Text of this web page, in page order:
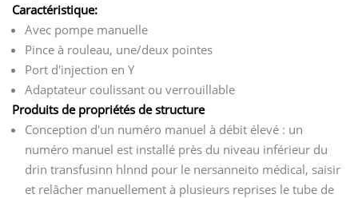
Caractéristique:
Avec pompe manuelle
Pince à rouleau, une/deux pointes
Port d'injection en Y
Adaptateur coulissant ou verrouillable
Produits de propriétés de structure
Conception d'un numéro manuel à débit élevé : un
numéro manuel est installé près du niveau inférieur du
drin transfusinn hlnnd pour le nersanneito médical, saisir
et relâcher manuellement à plusieurs reprises le tube de